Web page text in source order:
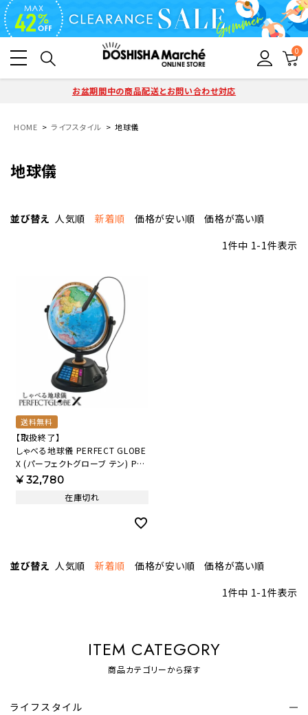
0
お盆期間中の商品配送とお問い合わせ対応
HOME ライフスタイル 地球儀
地球儀
並び替え 人気順 新着順 価格が安い順
価格が高い順
1件中 1-1件表示
送料無料
【取扱終了】
しゃべる地球儀 PERFECT GLOBE
X (パーフェクトグローブ テン) PG-
X23 【AVT】
¥32,780
在庫切れ
並び替え 人気順 新着順 価格が安い順
価格が高い順
1件中 1-1件表示
ITEM CATEGORY
商品カテゴリーから探す
ライフスタイル